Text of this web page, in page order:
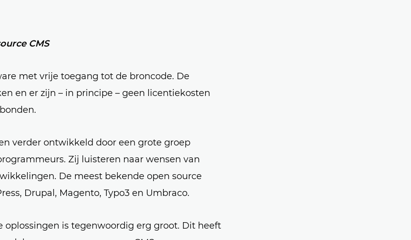
CMS
met vrije toegang tot de broncode. De
en er zijn – in principe – geen licentiekosten
verder ontwikkeld door een grote groep
Zij luisteren naar wensen van
De meest bekende open source
Drupal, Magento, Typo3 en Umbraco.
oplossingen is tegenwoordig erg groot. Dit heeft